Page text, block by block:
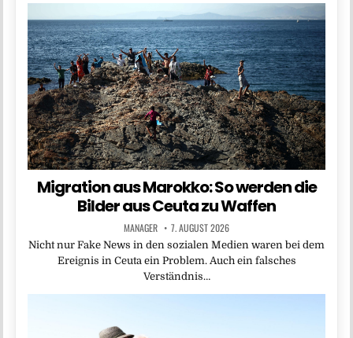
Migration aus Marokko: So werden die
Bilder aus Ceuta zu Waffen
MANAGER 7. AUGUST 2026
Nicht nur Fake News in den sozialen Medien waren bei dem
Ereignis in Ceuta ein Problem. Auch ein falsches
Verständnis…